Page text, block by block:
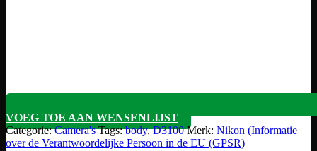
VOEG TOE AAN WENSENLIJST
Categorie:Camera's Tags:body,D3100 Merk: Nikon (Informatie
over de Verantwoordelijke Persoon in de EU (GPSR)